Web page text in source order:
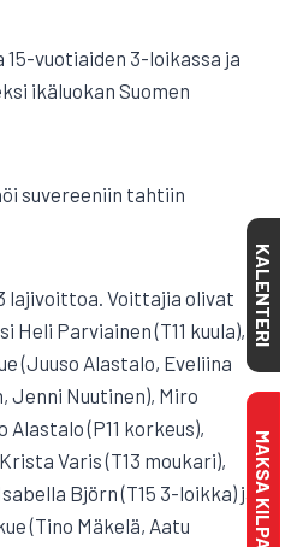
15-vuotiaiden 3-loikassa ja
ikäluokan Suomen
suvereeniin tahtiin
lajivoittoa. Voittajia olivat
Parviainen (T11 kuula),
(Juuso Alastalo, Eveliina
Jenni Nuutinen), Miro
Alastalo (P11 korkeus),
Varis (T13 moukari),
Björn (T15 3-loikka) ja
(Tino Mäkelä, Aatu
KALENTERI